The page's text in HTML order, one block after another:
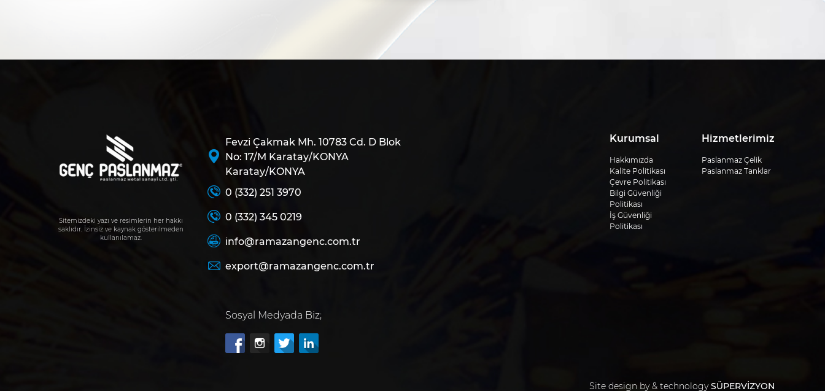
Sitemizdeki yazı ve resimlerin her hakkı
saklıdır. İzinsiz ve kaynak gösterilmeden
kullanılamaz.
Fevzi Çakmak Mh. 10783 Cd. D Blok
No: 17/M Karatay/KONYA
Karatay/KONYA
0 (332) 251 3970
0 (332) 345 0219
info@ramazangenc.com.tr
export@ramazangenc.com.tr
Sosyal Medyada Biz;
Hizmetlerimiz
Paslanmaz Çeli̇k
Paslanmaz Tanklar
Kurumsal
Hakkımızda
Kalite Politikası
Çevre Politikası
Bilgi Güvenliği
Politikası
İş Güvenliği
Politikası
Site design by & technologySÜPERVİZYON